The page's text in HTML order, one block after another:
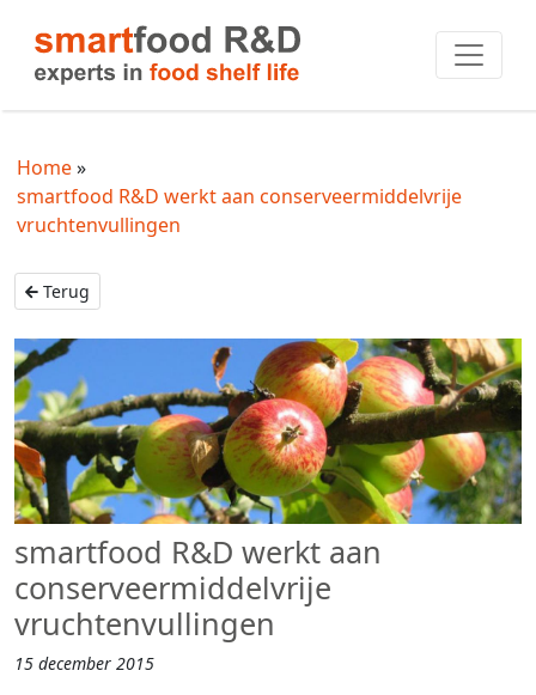
Home
smartfood R&D werkt aan conserveermiddelvrije
vruchtenvullingen
Terug
smartfood R&D werkt aan
conserveermiddelvrije
vruchtenvullingen
15 december 2015